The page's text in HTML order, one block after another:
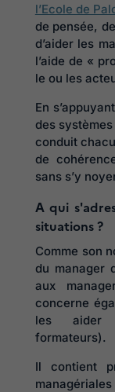
l’Ecole de
de pensée,
d’aider les
l’aide de «
le ou les
En
des
conduit
de
sans s’y
A qui
situations ?
Comme son
du manager
aux
concerne
les aider
formateurs).
Il contient